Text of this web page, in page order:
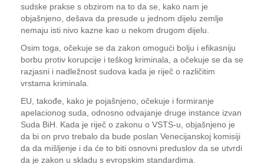
sudske prakse s obzirom na to da se, kako nam je
objašnjeno, dešava da presude u jednom dijelu zemlje
nemaju isti nivo kazne kao u nekom drugom dijelu.
Osim toga, očekuje se da zakon omogući bolju i efikasniju
borbu protiv korupcije i teškog kriminala, a očekuje se da se
razjasni i nadležnost sudova kada je riječ o različitim
vrstama kriminala.
EU, takođe, kako je pojašnjeno, očekuje i formiranje
apelacionog suda, odnosno odvajanje druge instance izvan
Suda BiH. Kada je riječ o zakonu o VSTS-u, objašnjeno je
da bi on prvo trebalo da bude poslan Venecijanskoj komisiji
da da mišljenje i da će to biti osnovni preduslov da se utvrdi
da je zakon u skladu s evropskim standardima.